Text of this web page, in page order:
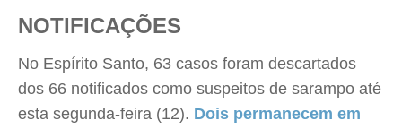
NOTIFICAÇÕES
No Espírito Santo, 63 casos foram descartados
dos 66 notificados como suspeitos de sarampo até
esta segunda-feira (12). Dois permanecem em